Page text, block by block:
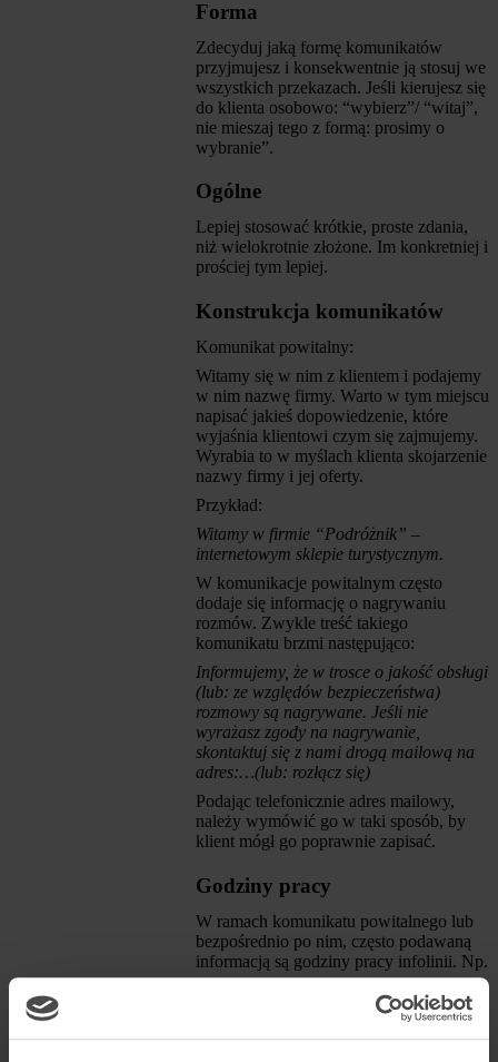
Forma
Zdecyduj jaką formę komunikatów
przyjmujesz i konsekwentnie ją stosuj we
wszystkich przekazach. Jeśli kierujesz się
do klienta osobowo: “wybierz”/ “witaj”,
nie mieszaj tego z formą: prosimy o
wybranie”.
Ogólne
Lepiej stosować krótkie, proste zdania,
niż wielokrotnie złożone. Im konkretniej i
prościej tym lepiej.
Konstrukcja komunikatów
Komunikat powitalny:
Witamy się w nim z klientem i podajemy
w nim nazwę firmy. Warto w tym miejscu
napisać jakieś dopowiedzenie, które
wyjaśnia klientowi czym się zajmujemy.
Wyrabia to w myślach klienta skojarzenie
nazwy firmy i jej oferty.
Przykład:
Witamy w firmie “Podróżnik” –
internetowym sklepie turystycznym.
W komunikacje powitalnym często
dodaje się informację o nagrywaniu
rozmów. Zwykle treść takiego
komunikatu brzmi następująco:
Informujemy, że w trosce o jakość obsługi
(lub: ze względów bezpieczeństwa)
rozmowy są nagrywane. Jeśli nie
wyrażasz zgody na nagrywanie,
skontaktuj się z nami drogą mailową na
adres:…(lub: rozłącz się)
Podając telefonicznie adres mailowy,
należy wymówić go w taki sposób, by
klient mógł go poprawnie zapisać.
Godziny pracy
W ramach komunikatu powitalnego lub
bezpośrednio po nim, często podawaną
informacją są godziny pracy infolinii. Np.
Nasza infolinia jest czynna w dni robocze
od godziny 8 do 20 oraz w soboty od 10